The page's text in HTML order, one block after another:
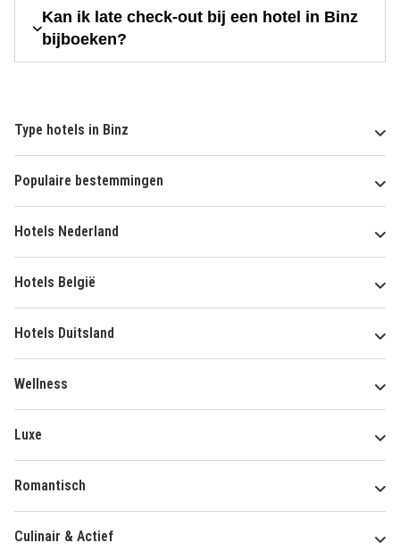
Kan ik late check-out bij een hotel in Binz
bijboeken?
Type hotels in Binz
Populaire bestemmingen
Hotels Nederland
Hotels België
Hotels Duitsland
Wellness
Luxe
Romantisch
Culinair & Actief